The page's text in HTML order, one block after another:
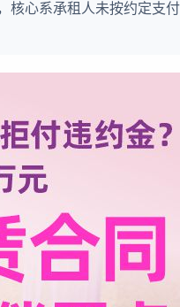
核心系承租人未按约定支